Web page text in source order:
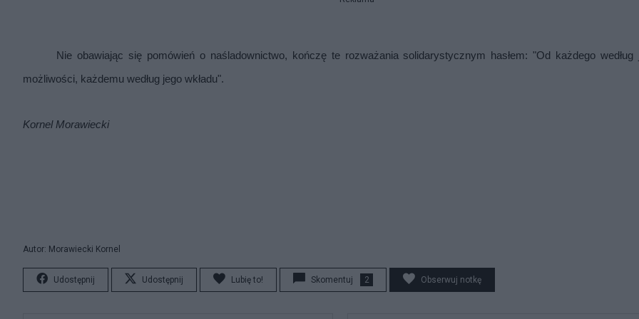
Nie obawiając się pomówień o naśladownictwo, kończę te rozważania solidarystycznym hasłem: "Od każdego według
możliwości, każdemu według jego wkładu".
Kornel Morawiecki
Autor: Morawiecki Kornel
Udostępnij Udostępnij Lubię to! Skomentuj 2 Obserwuj notkę